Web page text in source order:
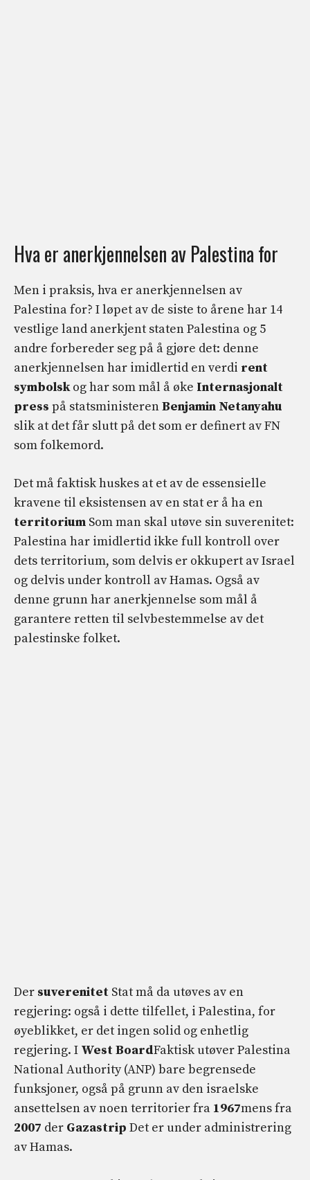
Hva er anerkjennelsen av Palestina for
Men i praksis, hva er anerkjennelsen av
Palestina for? I løpet av de siste to årene har 14
vestlige land anerkjent staten Palestina og 5
andre forbereder seg på å gjøre det: denne
anerkjennelsen har imidlertid en verdi rent
symbolskog har som mål å øke Internasjonalt
press på statsministerenBenjamin Netanyahu
slik at det får slutt på det som er definert av FN
som folkemord.
Det må faktisk huskes at et av de essensielle
kravene til eksistensen av en stat er å ha en
territorium Som man skal utøve sin suverenitet:
Palestina har imidlertid ikke full kontroll over
dets territorium, som delvis er okkupert av Israel
og delvis under kontroll av Hamas. Også av
denne grunn har anerkjennelse som mål å
garantere retten til selvbestemmelse av det
palestinske folket.
Der suverenitet Stat må da utøves av en
regjering: også i dette tilfellet, i Palestina, for
øyeblikket, er det ingen solid og enhetlig
regjering. I West BoardFaktisk utøver Palestina
National Authority (ANP) bare begrensede
funksjoner, også på grunn av den israelske
ansettelsen av noen territorier fra 1967mens fra
2007 der Gazastrip Det er under administrering
av Hamas.